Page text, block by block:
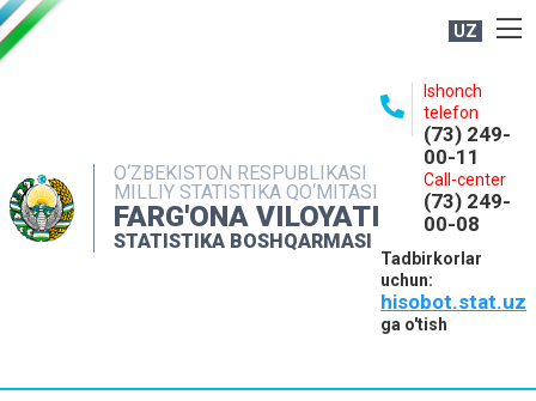
UZ
O‘ZBEKISTON RESPUBLIKASI
MILLIY STATISTIKA QO‘MITASI
FARG'ONA VILOYATI
STATISTIKA BOSHQARMASI
Ishonch
telefon
(73) 249-
00-11
Call-center
(73) 249-
00-08
Tadbirkorlar
uchun:
hisobot.stat.uz
ga o'tish
NASHRLAR
INTERAKTIV XIZMATLAR
MATBUOT XIZMATI